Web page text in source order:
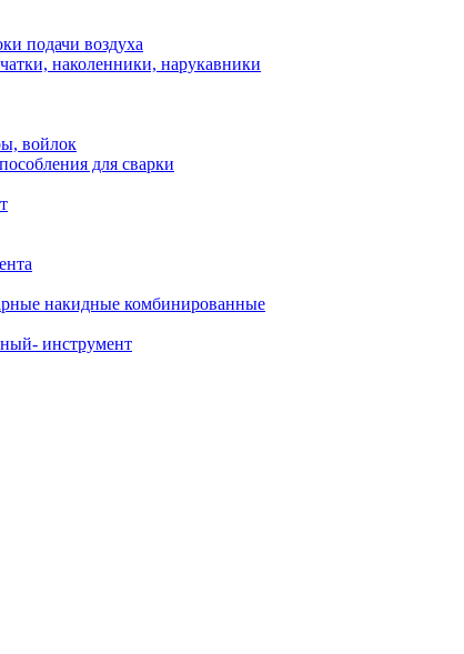
подачи воздуха
наколенники, нарукавники
войлок
для сварки
накидные комбинированные
инструмент